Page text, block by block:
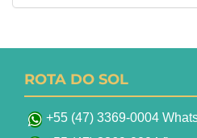
ROTA DO SOL
+55 (47) 3369-0004